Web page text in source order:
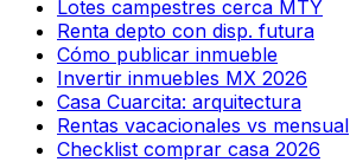
Lotes campestres cerca MTY
Renta depto con disp. futura
Cómo publicar inmueble
Invertir inmuebles MX 2026
Casa Cuarcita: arquitectura
Rentas vacacionales vs mensual
Checklist comprar casa 2026